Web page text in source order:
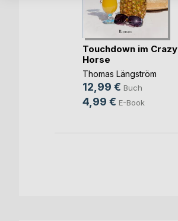
Touchdown im Crazy
Horse
Thomas Längström
12,99 € Buch
4,99 € E-Book